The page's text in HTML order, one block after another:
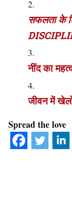
सफलता के
नींद का
जीवन में
Spread the love